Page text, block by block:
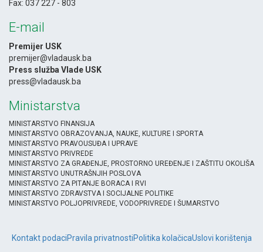
Fax: 037 227 - 803
E-mail
Premijer USK
premijer@vladausk.ba
Press služba Vlade USK
press@vladausk.ba
Ministarstva
MINISTARSTVO FINANSIJA
MINISTARSTVO OBRAZOVANJA, NAUKE, KULTURE I SPORTA
MINISTARSTVO PRAVOUSUĐA I UPRAVE
MINISTARSTVO PRIVREDE
MINISTARSTVO ZA GRAĐENJE, PROSTORNO UREĐENJE I ZAŠTITU OKOLIŠA
MINISTARSTVO UNUTRAŠNJIH POSLOVA
MINISTARSTVO ZA PITANJE BORACA I RVI
MINISTARSTVO ZDRAVSTVA I SOCIJALNE POLITIKE
MINISTARSTVO POLJOPRIVREDE, VODOPRIVREDE I ŠUMARSTVO
Kontakt podaciPravila privatnostiPolitika kolačicaUslovi korištenja